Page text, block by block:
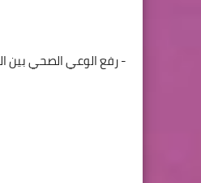
- رفع الوعي الصحي بين